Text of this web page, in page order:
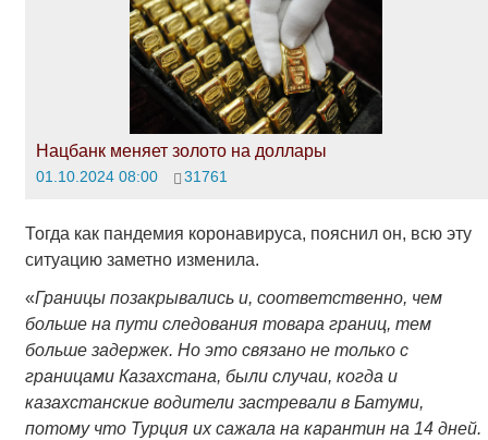
Нацбанк меняет золото на доллары
01.10.2024 08:00 31761
Тогда как пандемия коронавируса, пояснил он, всю эту
ситуацию заметно изменила.
«Границы позакрывались и, соответственно, чем
больше на пути следования товара границ, тем
больше задержек. Но это связано не только с
границами Казахстана, были случаи, когда и
казахстанские водители застревали в Батуми,
потому что Турция их сажала на карантин на 14 дней.